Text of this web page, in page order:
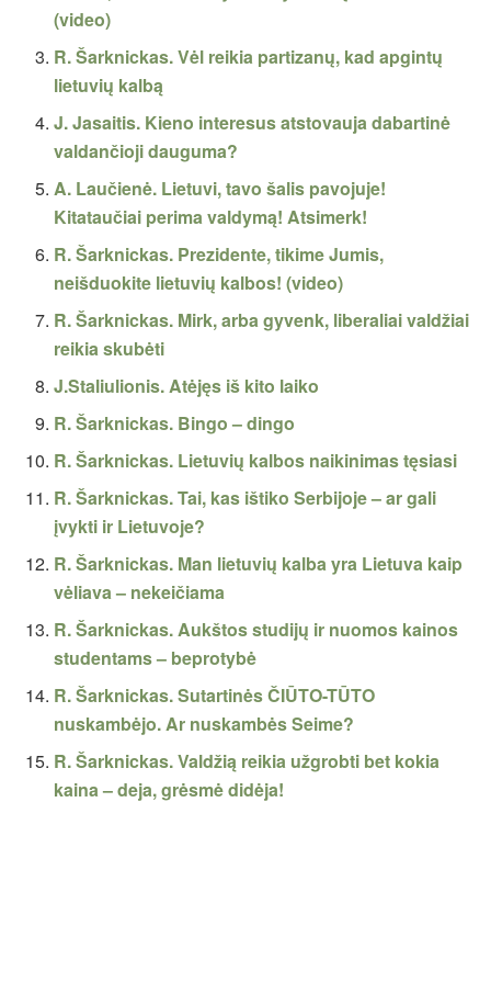
(video)
R. Šarknickas. Vėl reikia partizanų, kad apgintų
lietuvių kalbą
J. Jasaitis. Kieno interesus atstovauja dabartinė
valdančioji dauguma?
A. Laučienė. Lietuvi, tavo šalis pavojuje!
Kitataučiai perima valdymą! Atsimerk!
R. Šarknickas. Prezidente, tikime Jumis,
neišduokite lietuvių kalbos! (video)
R. Šarknickas. Mirk, arba gyvenk, liberaliai valdžiai
reikia skubėti
J.Staliulionis. Atėjęs iš kito laiko
R. Šarknickas. Bingo – dingo
R. Šarknickas. Lietuvių kalbos naikinimas tęsiasi
R. Šarknickas. Tai, kas ištiko Serbijoje – ar gali
įvykti ir Lietuvoje?
R. Šarknickas. Man lietuvių kalba yra Lietuva kaip
vėliava – nekeičiama
R. Šarknickas. Aukštos studijų ir nuomos kainos
studentams – beprotybė
R. Šarknickas. Sutartinės ČIŪTO-TŪTO
nuskambėjo. Ar nuskambės Seime?
R. Šarknickas. Valdžią reikia užgrobti bet kokia
kaina – deja, grėsmė didėja!